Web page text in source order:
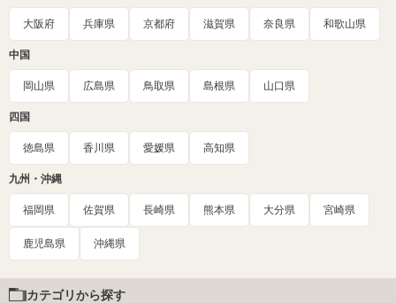
大阪府 兵庫県 京都府 滋賀県 奈良県 和歌山県
中国
岡山県 広島県 鳥取県 島根県 山口県
四国
徳島県 香川県 愛媛県 高知県
九州・沖縄
福岡県 佐賀県 長崎県 熊本県 大分県 宮崎県
鹿児島県 沖縄県
カテゴリから探す